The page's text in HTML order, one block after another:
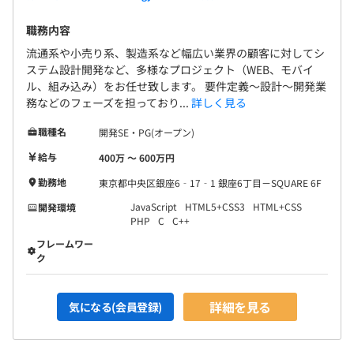
職務内容
流通系や小売り系、製造系など幅広い業界の顧客に対してシ
ステム設計開発など、多様なプロジェクト（WEB、モバイ
ル、組み込み）をお任せ致します。 要件定義～設計～開発業
務などのフェーズを担っており... 詳しく見る
職種名
開発SE・PG(オープン)
給与
400万 〜 600万円
勤務地
東京都中央区銀座6‐17‐1 銀座6丁目－SQUARE 6F
開発環境
JavaScript HTML5+CSS3
HTML+CSS
PHP
C
C++
フレームワー
ク
気になる(会員登録) 詳細を見る